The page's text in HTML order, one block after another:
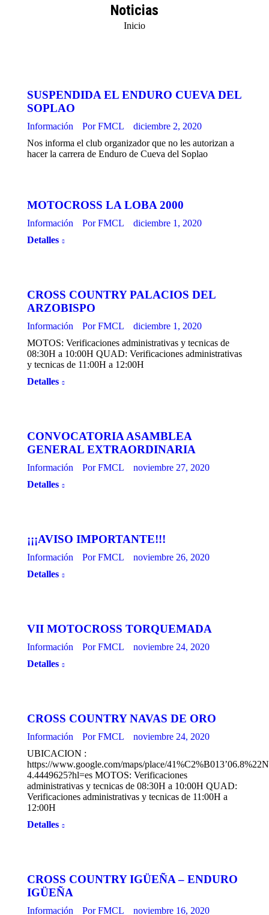
Noticias
Estás aquí:
Inicio
SUSPENDIDA EL ENDURO CUEVA DEL
SOPLAO
Información PorFMCL
diciembre 2, 2020
Nos informa el club organizador que no les autorizan a
hacer la carrera de Enduro de Cueva del Soplao
MOTOCROSS LA LOBA 2000
Información PorFMCL
diciembre 1, 2020
Detalles
CROSS COUNTRY PALACIOS DEL
ARZOBISPO
Información PorFMCL
diciembre 1, 2020
MOTOS: Verificaciones administrativas y tecnicas de
08:30H a 10:00H QUAD: Verificaciones administrativas
y tecnicas de 11:00H a 12:00H
Detalles
CONVOCATORIA ASAMBLEA
GENERAL EXTRAORDINARIA
Información PorFMCL
noviembre 27, 2020
Detalles
¡¡¡AVISO IMPORTANTE!!!
Información PorFMCL
noviembre 26, 2020
Detalles
VII MOTOCROSS TORQUEMADA
Información PorFMCL
noviembre 24, 2020
Detalles
CROSS COUNTRY NAVAS DE ORO
Información PorFMCL
noviembre 24, 2020
UBICACION :
https://www.google.com/maps/place/
4.4449625?hl=es MOTOS: Verificaciones
administrativas y tecnicas de 08:30H a 10:00H QUAD:
Verificaciones administrativas y tecnicas de 11:00H a
12:00H
Detalles
CROSS COUNTRY IGÜEÑA – ENDURO
IGÜEÑA
Información PorFMCL
noviembre 16, 2020